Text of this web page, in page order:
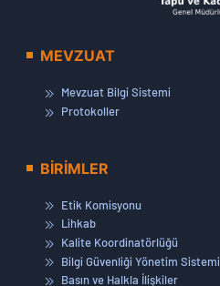
MEVZUAT
Mevzuat Bilgi Sistemi
Protokoller
BİRİMLER
Etik Komisyonu
Lihkab
Kalite Koordinatörlüğü
Bilgi Güvenliği Yönetim Sistemi
Basın ve Halkla İlişkiler